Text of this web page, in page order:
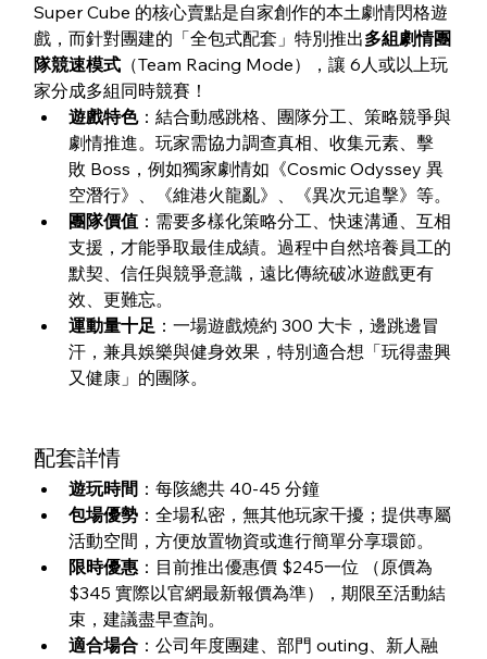
Super Cube 的核心賣點是自家創作的本土劇情閃格遊
戲，而針對團建的「全包式配套」特別推出多組劇情團
隊競速模式 （Team Racing Mode），讓 6人或以上玩
家分成多組同時競賽！
遊戲特色：結合動感跳格、團隊分工、策略競爭與
劇情推進。玩家需協力調查真相、收集元素、擊
敗 Boss，例如獨家劇情如《Cosmic Odyssey 異
空潛行》、《維港火龍亂》、《異次元追擊》等。
團隊價值 ：需要多樣化策略分工、快速溝通、互相
支援，才能爭取最佳成績。過程中自然培養員工的
默契、信任與競爭意識，遠比傳統破冰遊戲更有
效、更難忘。
運動量十足 ：一場遊戲燒約 300 大卡，邊跳邊冒
汗，兼具娛樂與健身效果，特別適合想「玩得盡興
又健康」的團隊。
配套詳情
遊玩時間 ：每陔總共 40-45 分鐘
包場優勢 ：全場私密，無其他玩家干擾；提供專屬
活動空間，方便放置物資或進行簡單分享環節。
限時優惠 ：目前推出優惠價 $245一位 （原價為
$345 實際以官網最新報價為準），期限至活動結
束，建議盡早查詢。
適合場合 ：公司年度團建、部門 outing、新人融